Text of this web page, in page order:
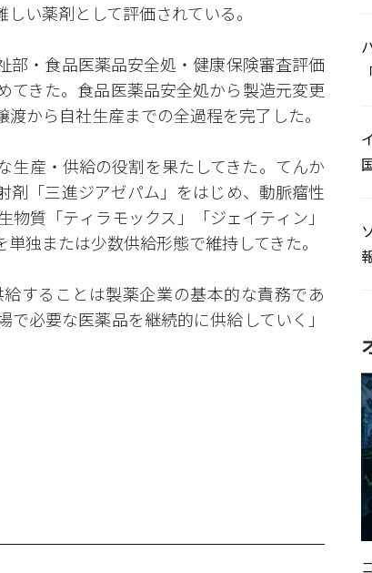
い薬剤として評価されている。
部・食品医薬品安全処・健康保険審査評価
てきた。食品医薬品安全処から製造元変更
から自社生産までの全過程を完了した。
生産・供給の役割を果たしてきた。てんか
剤「三進ジアゼパム」をはじめ、動脈瘤性
質「ティラモックス」「ジェイティン」
独または少数供給形態で維持してきた。
することは製薬企業の基本的な責務であ
必要な医薬品を継続的に供給していく」